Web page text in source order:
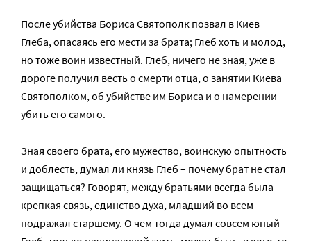
После убийства Бориса Святополк позвал в Киев
Глеба, опасаясь его мести за брата; Глеб хоть и молод,
но тоже воин известный. Глеб, ничего не зная, уже в
дороге получил весть о смерти отца, о занятии Киева
Святополком, об убийстве им Бориса и о намерении
убить его самого.
Зная своего брата, его мужество, воинскую опытность
и доблесть, думал ли князь Глеб – почему брат не стал
защищаться? Говорят, между братьями всегда была
крепкая связь, единство духа, младший во всем
подражал старшему. О чем тогда думал совсем юный